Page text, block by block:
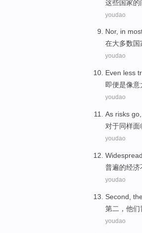
这些国家的
youdao
Nor, in
在大多数国
youdao
Even less
即便是像意
youdao
As risks go,
对于同样面
youdao
Widespread
普遍的经济
youdao
Second
第二 ， 他们
youdao